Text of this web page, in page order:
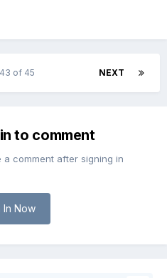
NEXT
of 45
to comment
a comment after signing in
In Now